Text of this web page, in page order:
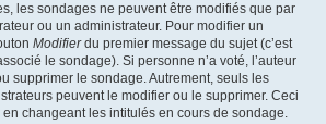
les sondages ne peuvent être modifiés que par
ou un administrateur. Pour modifier un
Modifierdu premier message du sujet (c’est
le sondage). Si personne n’a voté, l’auteur
supprimer le sondage. Autrement, seuls les
peuvent le modifier ou le supprimer. Ceci
changeant les intitulés en cours de sondage.